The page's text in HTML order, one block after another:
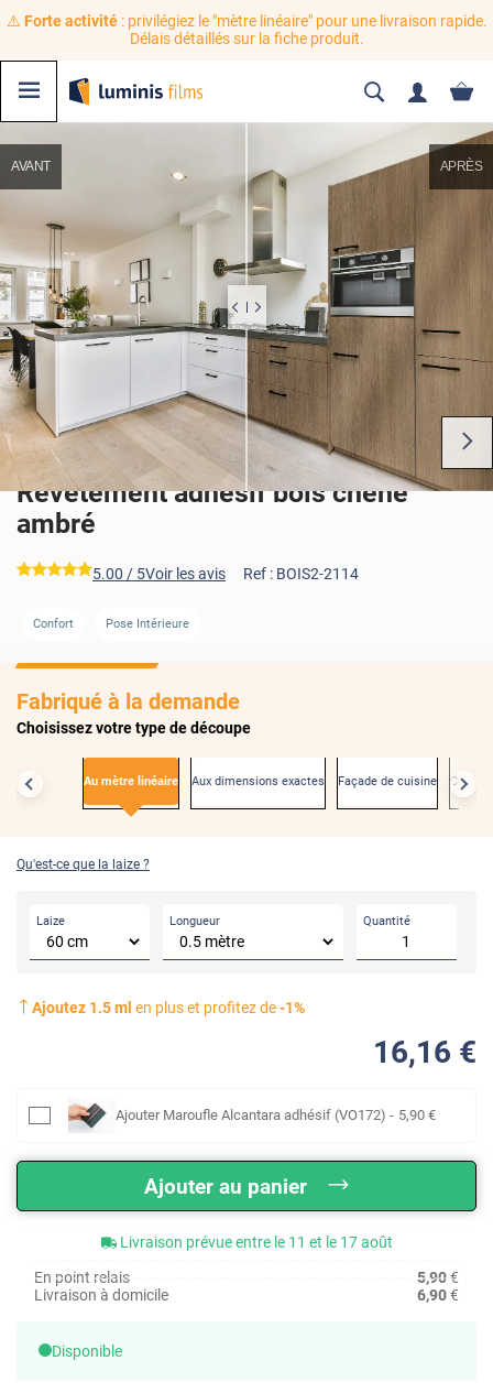
⚠️ Forte activité: privilégiez le "mètre linéaire" pour une livraison rapide.
Délais détaillés sur la fiche produit.
AVANT APRÈS
Revêtement adhésif bois chêne
ambré
*****
5.00 / 5Voir les avis Ref : BOIS2-2114
Confort Pose Intérieure
Fabriqué à la demande
Choisissez votre type de découpe
Au mètre linéaire Aux dimensions exactes Façade de cuisine
Qu'est-ce que la laize ?
Laize Longueur Quantité
Ajoutez 1.5ml en plus et profitez de-1%
16,16 €
Ajouter Maroufle Alcantara adhésif (VO172) - 5,90 €
Ajouter au panier
Livraison prévue entre le 11 et le 17 août
En point relais
5,90€
Livraison à domicile
6,90€
Disponible